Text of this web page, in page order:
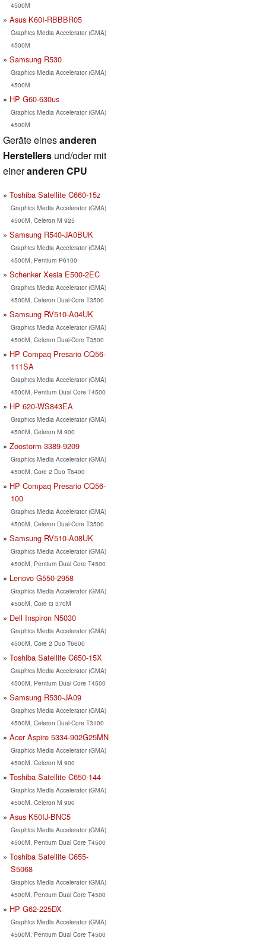
4500M
Asus K60I-RBBBR05
Graphics Media Accelerator (GMA)
4500M
Samsung R530
Graphics Media Accelerator (GMA)
4500M
HP G60-630us
Graphics Media Accelerator (GMA)
4500M
Geräte einesanderen
Herstellers und/oder mit
eineranderen CPU
Toshiba Satellite C660-15z
Graphics Media Accelerator (GMA)
4500M, Celeron M 925
Samsung R540-JA0BUK
Graphics Media Accelerator (GMA)
4500M, Pentium P6100
Schenker Xesia E500-2EC
Graphics Media Accelerator (GMA)
4500M, Celeron Dual-Core T3500
Samsung RV510-A04UK
Graphics Media Accelerator (GMA)
4500M, Celeron Dual-Core T3500
HP Compaq Presario CQ56-
111SA
Graphics Media Accelerator (GMA)
4500M, Pentium Dual Core T4500
HP 620-WS843EA
Graphics Media Accelerator (GMA)
4500M, Celeron M 900
Zoostorm 3389-9209
Graphics Media Accelerator (GMA)
4500M, Core 2 Duo T6400
HP Compaq Presario CQ56-
100
Graphics Media Accelerator (GMA)
4500M, Celeron Dual-Core T3500
Samsung RV510-A08UK
Graphics Media Accelerator (GMA)
4500M, Pentium Dual Core T4500
Lenovo G550-2958
Graphics Media Accelerator (GMA)
4500M, Core i3 370M
Dell Inspiron N5030
Graphics Media Accelerator (GMA)
4500M, Core 2 Duo T6600
Toshiba Satellite C650-15X
Graphics Media Accelerator (GMA)
4500M, Pentium Dual Core T4500
Samsung R530-JA09
Graphics Media Accelerator (GMA)
4500M, Celeron Dual-Core T3100
Acer Aspire 5334-902G25MN
Graphics Media Accelerator (GMA)
4500M, Celeron M 900
Toshiba Satellite C650-144
Graphics Media Accelerator (GMA)
4500M, Celeron M 900
Asus K50IJ-BNC5
Graphics Media Accelerator (GMA)
4500M, Pentium Dual Core T4500
Toshiba Satellite C655-
S5068
Graphics Media Accelerator (GMA)
4500M, Pentium Dual Core T4500
HP G62-225DX
Graphics Media Accelerator (GMA)
4500M, Pentium Dual Core T4500